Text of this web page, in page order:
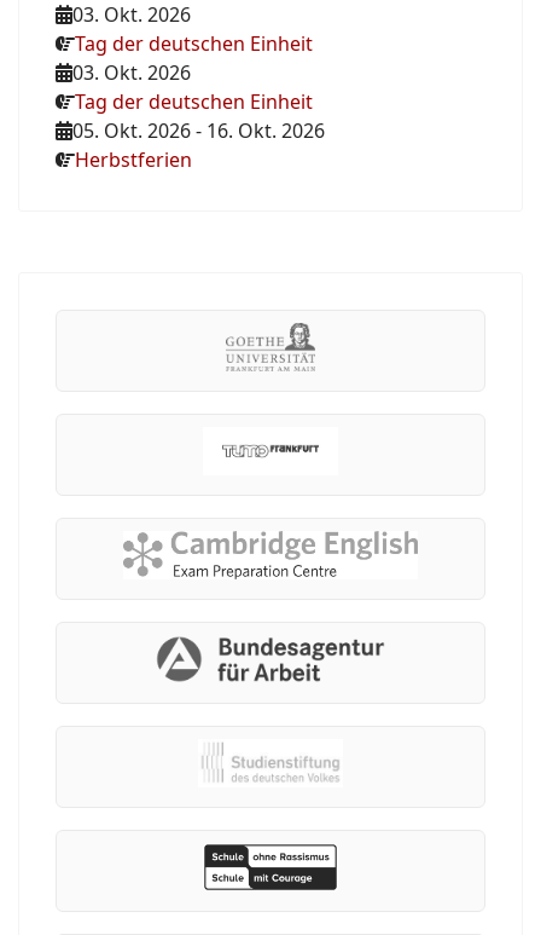
03. Okt. 2026
Tag der deutschen Einheit
03. Okt. 2026
Tag der deutschen Einheit
05. Okt. 2026- 16. Okt. 2026
Herbstferien